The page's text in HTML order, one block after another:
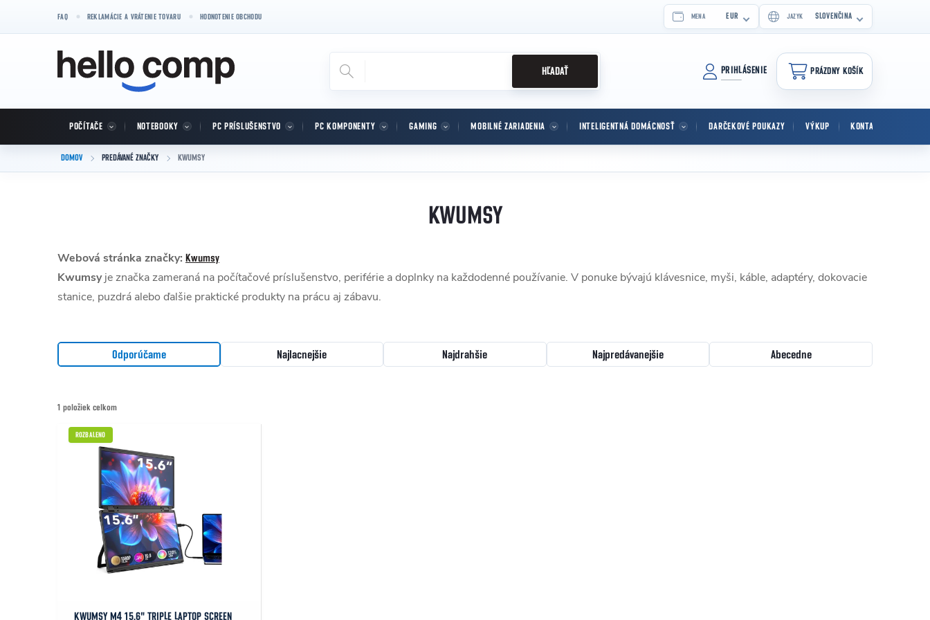
FAQ REKLAMÁCIE A VRÁTENIE TOVARU HODNOTENIE OBCHODU MENA EUR JAZYK SLOVENČINA
HĽADAŤ PRIHLÁSENIE
NÁKUPNÝ KOŠÍK
PRÁZDNY KOŠÍK
POČÍTAČE NOTEBOOKY PC PRÍSLUŠENSTVO PC KOMPONENTY GAMING MOBILNÉ ZARIADENIA INTELIGENTNÁ DOMÁCNOSŤ DARČEKOVÉ POUKAZY VÝKUP KONTAKT
DOMOV PREDÁVANÉ ZNAČKY KWUMSY
KWUMSY
Webová stránka značky: Kwumsy
Kwumsyje značka zameraná na počítačové príslušenstvo, periférie a doplnky na každodenné používanie. V ponuke bývajú klávesnice, myši, káble, adaptéry, dokovacie
stanice, puzdrá alebo ďalšie praktické produkty na prácu aj zábavu.
Radenie produktov
Odporúčame Najlacnejšie Najdrahšie Najpredávanejšie Abecedne
1 položiek celkom
Výpis produktov
ROZBALENO
KWUMSY M4 15.6" TRIPLE LAPTOP SCREEN